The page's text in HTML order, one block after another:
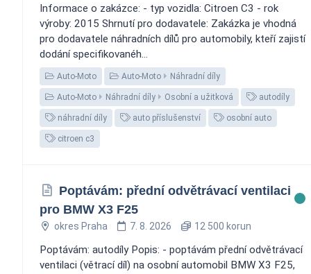
Informace o zakázce: - typ vozidla: Citroen C3 - rok
výroby: 2015 Shrnutí pro dodavatele: Zakázka je vhodná
pro dodavatele náhradních dílů pro automobily, kteří zajistí
dodání specifikovanéh...
Auto-Moto Auto-Moto Náhradní díly
Auto-Moto Náhradní díly Osobní a užitková autodíly
náhradní díly auto příslušenství osobní auto
citroen c3
Poptávám: přední odvětrávací ventilaci
pro BMW X3 F25
okres Praha 7. 8. 2026 12 500 korun
Poptávám: autodíly Popis: - poptávám přední odvětrávací
ventilaci (větrací díl) na osobní automobil BMW X3 F25,